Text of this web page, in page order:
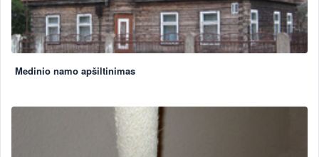
Medinio namo apšiltinimas